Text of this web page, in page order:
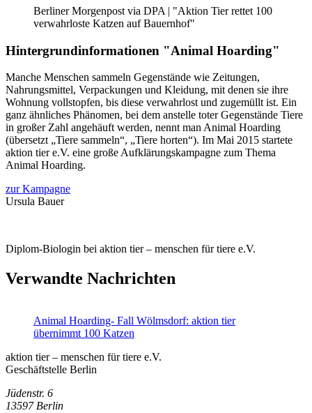
Berliner Morgenpost via DPA | "Aktion Tier rettet 100
verwahrloste Katzen auf Bauernhof"
Hintergrundinformationen "Animal Hoarding"
Manche Menschen sammeln Gegenstände wie Zeitungen,
Nahrungsmittel, Verpackungen und Kleidung, mit denen sie ihre
Wohnung vollstopfen, bis diese verwahrlost und zugemüllt ist. Ein
ganz ähnliches Phänomen, bei dem anstelle toter Gegenstände Tiere
in großer Zahl angehäuft werden, nennt man Animal Hoarding
(übersetzt „Tiere sammeln“, „Tiere horten“). Im Mai 2015 startete
aktion tier e.V. eine große Aufklärungskampagne zum Thema
Animal Hoarding.
zur Kampagne
Ursula Bauer
Diplom-Biologin bei aktion tier – menschen für tiere e.V.
Verwandte Nachrichten
Animal Hoarding- Fall Wölmsdorf: aktion tier
übernimmt 100 Katzen
aktion tier – menschen für tiere e.V.
Geschäftstelle Berlin
Jüdenstr. 6
13597 Berlin